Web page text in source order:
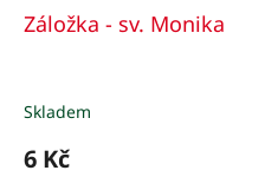
Záložka - sv. Monika
Skladem
6 Kč